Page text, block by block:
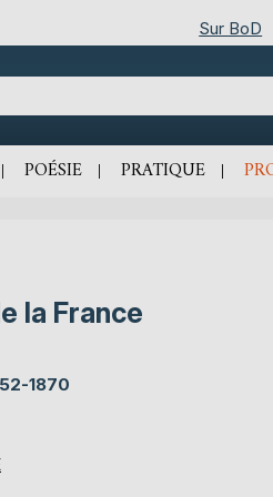
Sur BoD
POÉSIE PRATIQUE
la France
1870